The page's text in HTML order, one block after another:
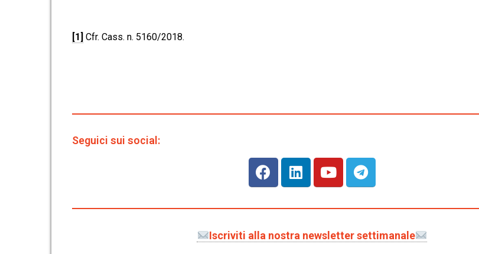
[1] Cfr. Cass. n. 5160/2018.
Seguici sui social:
Iscriviti alla nostra newsletter settimanale